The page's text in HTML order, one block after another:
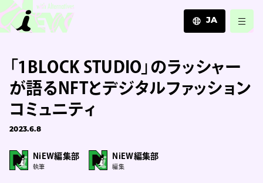
JA
EN
ZH
「1BLOCK STUDIO」のラッシャー
が語るNFTとデジタルファッション
コミュニティ
2023.6.8
NiEW編集部
執筆
NiEW編集部
編集